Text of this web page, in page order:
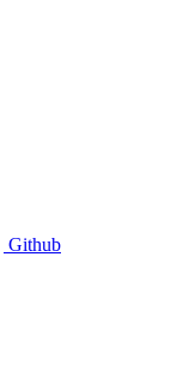
Github